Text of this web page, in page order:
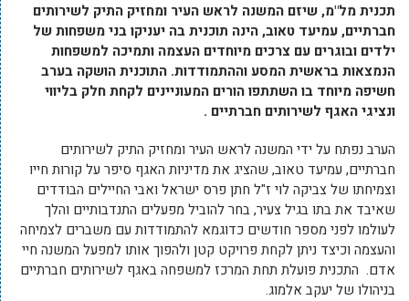
תכנית מל"מ, שיזם המשנה לראש העיר ומחזיק התיק לשירותים
חברתיים, עמיעד טאוב, הינה תוכנית בה יעניקו בני משפחות של
ילדים ובוגרים עם צרכים מיוחדים העצמה ותמיכה למשפחות
הנמצאות בראשית המסע וההתמודדות. התוכנית הושקה בערב
חשיפה מיוחד בו השתתפו הורים המעוניינים לקחת חלק בליווי
ונציגי האגף לשירותים חברתיים .
הערב נפתח על ידי המשנה לראש העיר ומחזיק התיק לשירותים
חברתיים, עמיעד טאוב, שהציג את מדיניות האגף סיפר על קורות חייו
וצמיחתו של צביקה לוי ז"ל חתן פרס ישראל ואבי החיילים הבודדים
שאיבד את בתו בגיל צעיר, בחר להוביל מפעלים התנדבותיים והלך
לעולמו לפני מספר חודשים כדוגמא להתמודדות עם משברים לצמיחה
והעצמה וכיצד ניתן לקחת פרויקט קטן ולהפוך אותו למפעל המשנה חיי
אדם. התכנית פועלת תחת המרכז למשפחה באגף לשירותים חברתיים
בניהולו של יעקב אלמוג.